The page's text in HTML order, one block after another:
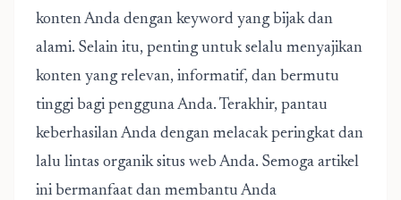
konten Anda dengan keyword yang bijak dan
alami. Selain itu, penting untuk selalu menyajikan
konten yang relevan, informatif, dan bermutu
tinggi bagi pengguna Anda. Terakhir, pantau
keberhasilan Anda dengan melacak peringkat dan
lalu lintas organik situs web Anda. Semoga artikel
ini bermanfaat dan membantu Anda